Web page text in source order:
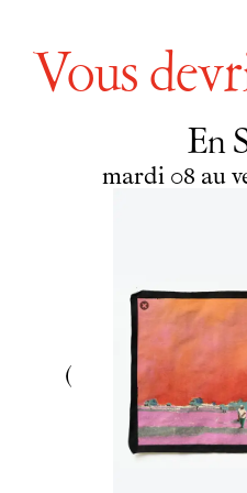
Vous
En
du
mardi
mardi 08 au